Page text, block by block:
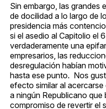
Sin embargo, las grandes
de docilidad a lo largo de
presidencia más
si el asedio al Capitolio el
verdaderamente una
empresarios, las
desregulación habían
hasta ese punto. Nos
efecto similar al
a ningún Republicano que
compromiso de revertir el